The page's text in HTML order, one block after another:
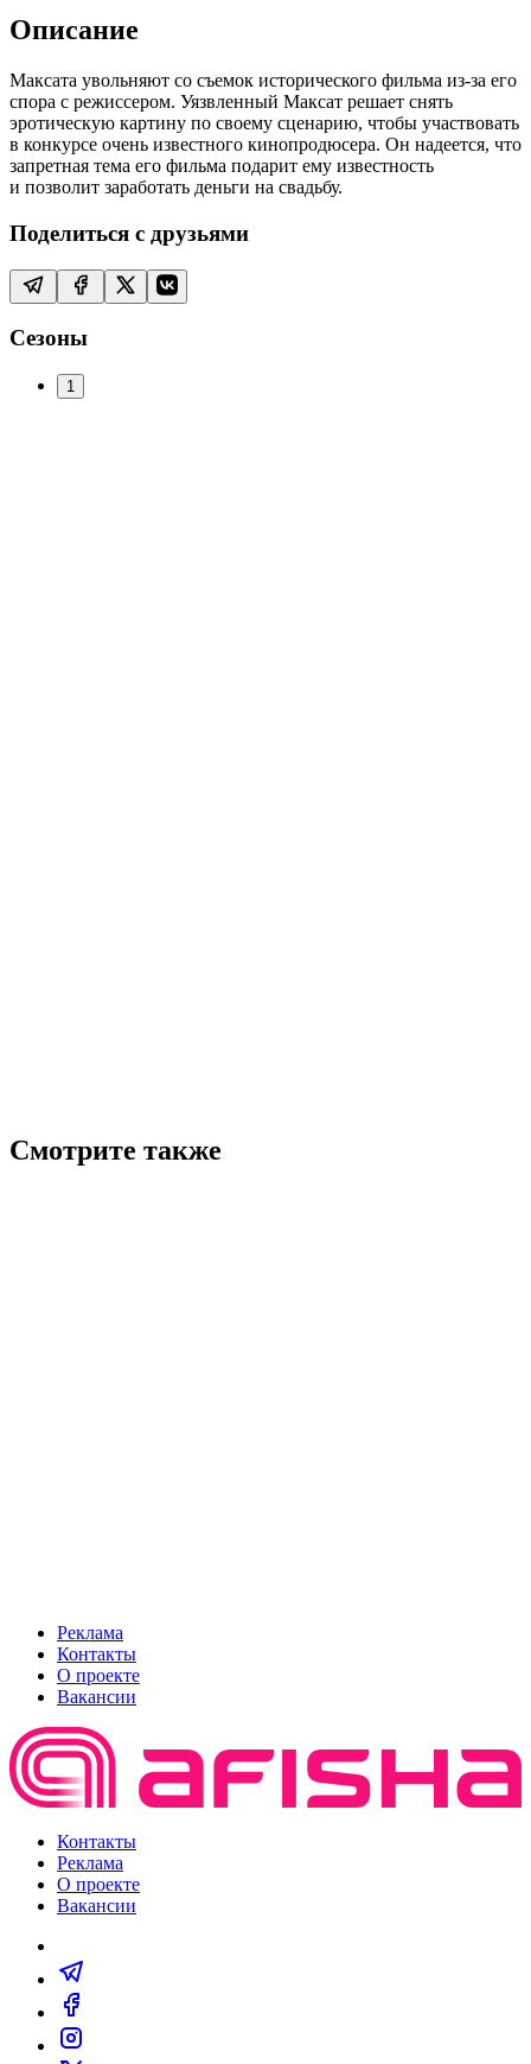
Описание
Максата увольняют со съемок исторического фильма из-за его
спора с режиссером. Уязвленный Максат решает снять
эротическую картину по своему сценарию, чтобы участвовать
в конкурсе очень известного кинопродюсера. Он надеется, что
запретная тема его фильма подарит ему известность
и позволит заработать деньги на свадьбу.
Поделиться с друзьями
Сезоны
1
Смотрите также
Реклама
Контакты
О проекте
Вакансии
Контакты
Реклама
О проекте
Вакансии